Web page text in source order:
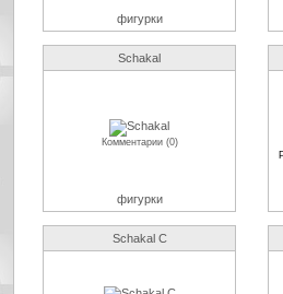
фигурки
Schakal
Комментарии (0)
фигурки
Schakal C